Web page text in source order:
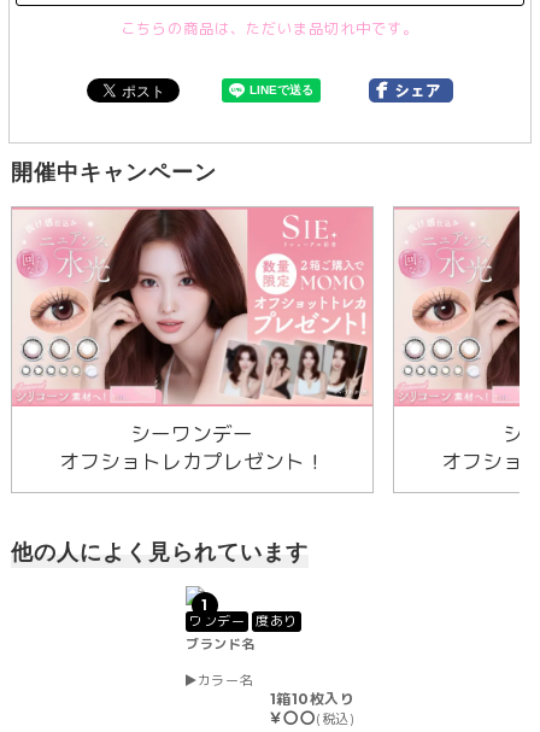
こちらの商品は、ただいま品切れ中です。
開催中キャンペーン
シーワンデー
オフショトレカプレゼント！
シ
オフショ
他の人によく見られています
1
ワンデー
度あり
ブランド名
カラー名
1箱10枚入り
￥〇〇(税込)